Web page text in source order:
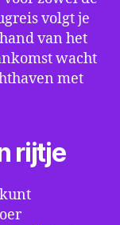
volgt je
van het
wacht
met
rijtje